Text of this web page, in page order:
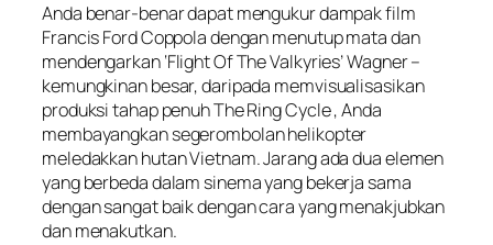
Anda benar-benar dapat mengukur dampak film
Francis Ford Coppola dengan menutup mata dan
mendengarkan ‘Flight Of The Valkyries’ Wagner –
kemungkinan besar, daripada memvisualisasikan
produksi tahap penuh The Ring Cycle , Anda
membayangkan segerombolan helikopter
meledakkan hutan Vietnam. Jarang ada dua elemen
yang berbeda dalam sinema yang bekerja sama
dengan sangat baik dengan cara yang menakjubkan
dan menakutkan.